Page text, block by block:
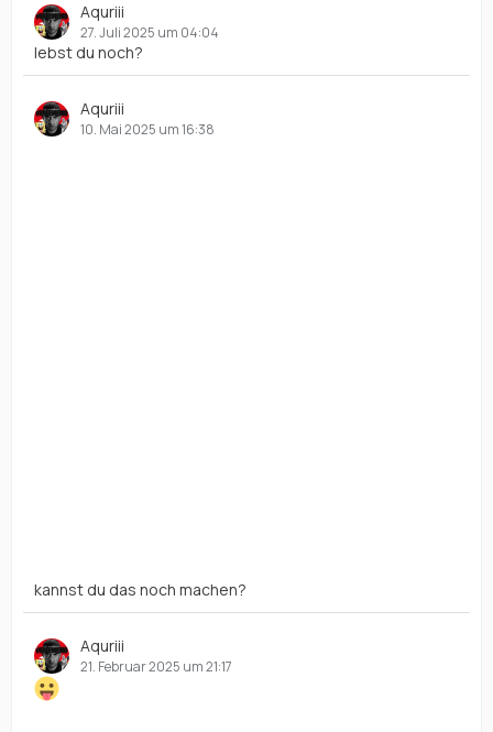
Aquriii
27. Juli 2025 um 04:04
lebst du noch?
Aquriii
10. Mai 2025 um 16:38
kannst du das noch machen?
Aquriii
21. Februar 2025 um 21:17